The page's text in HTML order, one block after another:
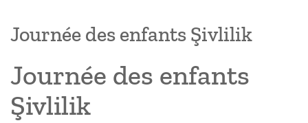
Journée des enfants Şivlilik
Journée des enfants
Şivlilik